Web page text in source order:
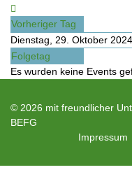
Vorheriger Tag
Dienstag, 29. Oktober 2024
Folgetag
Es wurden keine Events
© 2026 mit freundlicher
BEFG
Impressum